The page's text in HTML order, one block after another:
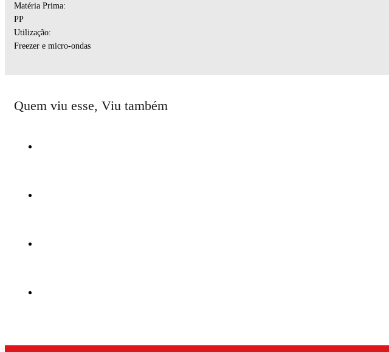
Matéria Prima:
PP
Utilização:
Freezer e micro-ondas
Quem viu esse, Viu também